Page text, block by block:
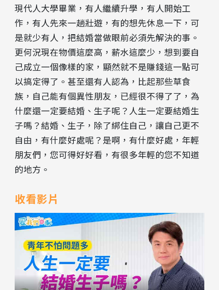
現代人大學畢業，有人繼續升學，有人開始工
作，有人先來一趟壯遊，有的想先休息一下，可
是就少有人，把結婚當做眼前必須先解決的事。
更何況現在物價這麼高，薪水這麼少，想到要自
己成立一個像樣的家，顯然就不是賺錢這一點可
以搞定得了。甚至還有人認為，比起那些草食
族，自己能有個異性朋友，已經很不得了了，為
什麼還一定要結婚、生子呢？人生一定要結婚生
子嗎？結婚、生子，除了綁住自己，讓自己更不
自由，有什麼好處呢？是啊，有什麼好處，年輕
朋友們，您可得好好看，有很多年輕的您不知道
的地方。
收看影片